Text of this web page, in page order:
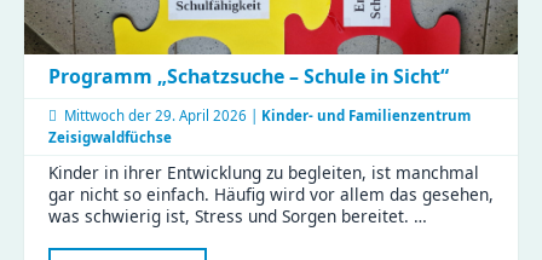
Programm „Schatzsuche – Schule in Sicht“
Mittwoch der 29. April 2026 | Kinder- und Familienzentrum
Zeisigwaldfüchse
Kinder in ihrer Entwicklung zu begleiten, ist manchmal
gar nicht so einfach. Häufig wird vor allem das gesehen,
was schwierig ist, Stress und Sorgen bereitet. …